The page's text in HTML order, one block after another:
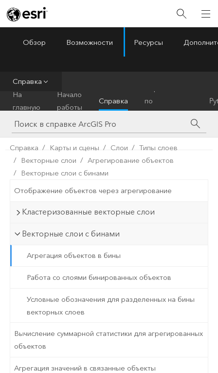
ArcGIS Pro
Обзор Возможности Ресурсы
Справка
На
главную
Начало
работы
Справка
по
инструментам
Справка Карты и сцены Слои
Типы слоев
Векторные слои
Агрегирование объектов
Векторные слои с бинами
Отображение объектов через агрегирование
Кластеризованные векторные слои
Векторные слои с бинами
Агрегация объектов в бины
Работа со слоями бинированных объектов
Условные обозначения для разделенных на бины
векторных слоев
Вычисление суммарной статистики для агрегированных
объектов
Агрегация значений в связанные объекты